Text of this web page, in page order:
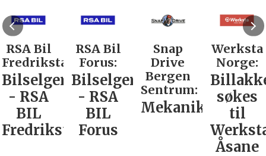
RSA Bil
Fredrikstad:
Bilselger
- RSA
BIL
Fredrikstad
RSA Bil
Forus:
Bilselger
- RSA
BIL
Forus
Snap
Drive
Bergen
Sentrum:
Mekaniker
Werksta
Norge:
søkes
til
Åsane